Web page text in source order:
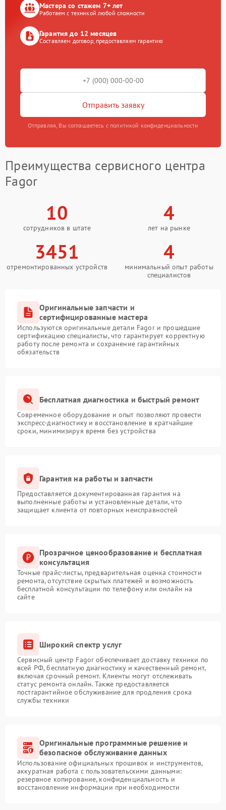
Мастера со стажем 7+ лет
Работаем с техникой любой сложности
Гарантия до 12 месяцев
Составляем договор, предоставляем гарантию
Отправить заявку
Отправляя, Вы соглашаетесь с политикой конфиденциальности
Преимущества сервисного центра
Fagor
10
сотрудников в штате
4
лет на рынке
3451
отремонтированных устройств
4
минимальный опыт работы
специалистов
Оригинальные запчасти и
сертифицированные мастера
Используются оригинальные детали Fagor и прошедшие
сертификацию специалисты, что гарантирует корректную
работу после ремонта и сохранение гарантийных
обязательств
Бесплатная диагностика и быстрый ремонт
Современное оборудование и опыт позволяют провести
экспресс-диагностику и восстановление в кратчайшие
сроки, минимизируя время без устройства
Гарантия на работы и запчасти
Предоставляется документированная гарантия на
выполненные работы и установленные детали, что
защищает клиента от повторных неисправностей
Прозрачное ценообразование и бесплатная
консультация
Точные прайс-листы, предварительная оценка стоимости
ремонта, отсутствие скрытых платежей и возможность
бесплатной консультации по телефону или онлайн на
сайте
Широкий спектр услуг
Сервисный центр Fagor обеспечивает доставку техники по
всей РФ, бесплатную диагностику и качественный ремонт,
включая срочный ремонт. Клиенты могут отслеживать
статус ремонта онлайн. Также предоставляется
постгарантийное обслуживание для продления срока
службы техники
Оригинальные программные решение и
безопасное обслуживание данных
Использование официальных прошивок и инструментов,
аккуратная работа с пользовательскими данными:
резервное копирование, конфиденциальность и
восстановление информации при необходимости